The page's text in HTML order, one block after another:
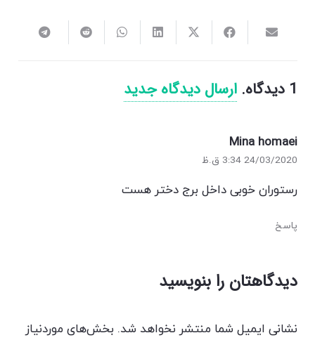
1 دیدگاه. ارسال دیدگاه جدید
Mina homaei
24/03/2020 3:34 ق.ظ
رستوران خوبی داخل برج دختر هست
پاسخ
دیدگاهتان را بنویسید
نشانی ایمیل شما منتشر نخواهد شد. بخش‌های موردنیاز